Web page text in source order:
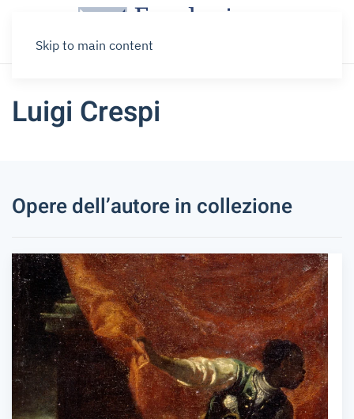
Skip to main content
Luigi Crespi
Opere dell’autore in collezione